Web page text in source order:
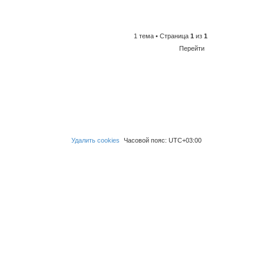
1 тема • Страница 1 из 1
Перейти
Часовой пояс: UTC+03:00
Удалить cookies